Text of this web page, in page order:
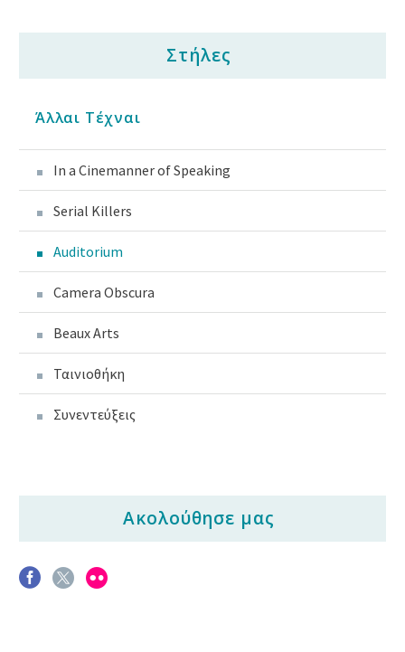
Στήλες
Άλλαι Τέχναι
In a Cinemanner of Speaking
Serial Killers
Auditorium
Camera Obscura
Beaux Arts
Ταινιοθήκη
Συνεντεύξεις
Ακολούθησε μας